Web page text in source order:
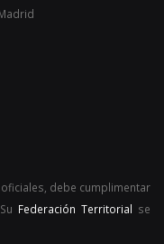
debe cumplimentar
Federación Territorial se